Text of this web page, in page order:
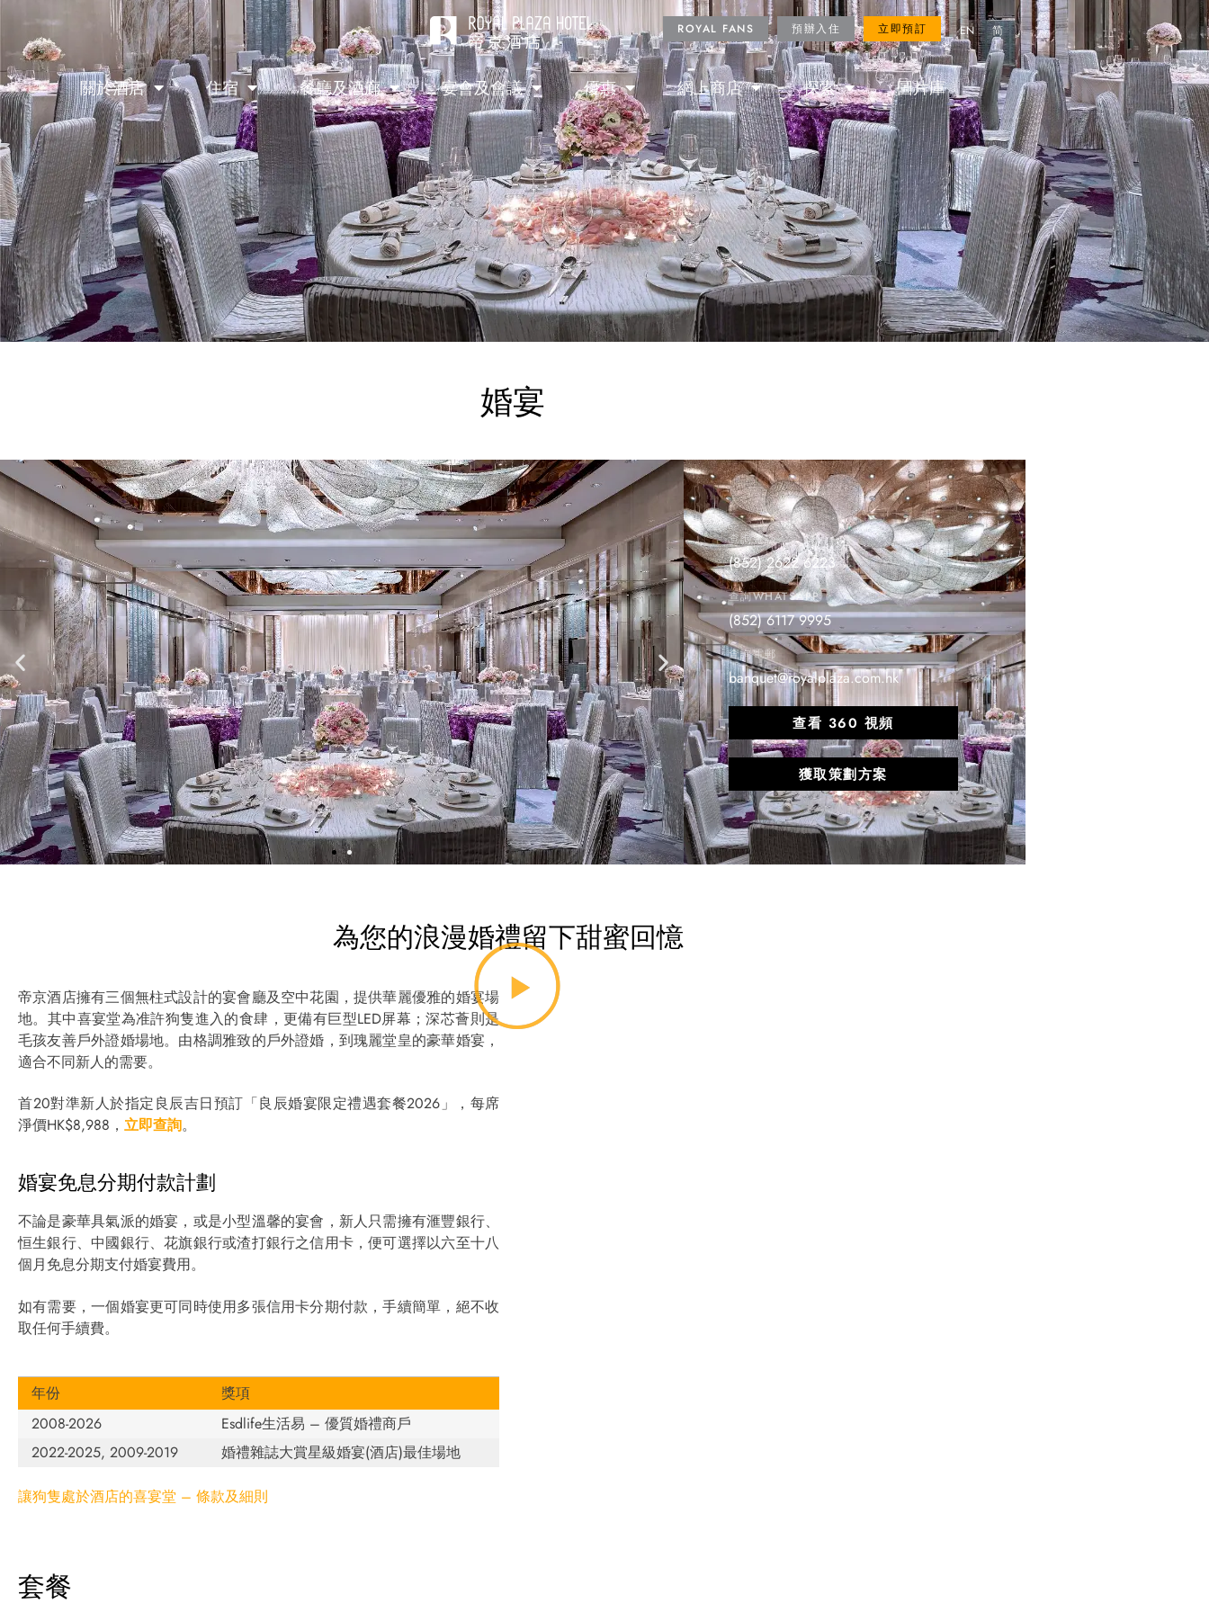
ROYAL FANS 立即預訂
ROYAL FANS 預辦入住 立即預訂 EN 简
關於酒店 住宿 餐廳及酒廊 宴會及會議 優惠 網上商店 探索 圖片庫
婚宴
查詢電話
(852) 2622 6223
查詢WHATSAPP
(852) 6117 9995
查詢電郵
banquet@royalplaza.com.hk
查看 360 視頻
獲取策劃方案
為您的浪漫婚禮留下甜蜜回憶
帝京酒店擁有三個無柱式設計的宴會廳及空中花園，提供華麗優雅的婚宴場
地。其中喜宴堂為准許狗隻進入的食肆，更備有巨型LED屏幕；深芯薈則是
毛孩友善戶外證婚場地。由格調雅致的戶外證婚，到瑰麗堂皇的豪華婚宴，
適合不同新人的需要。
首20對準新人於指定良辰吉日預訂「良辰婚宴限定禮遇套餐2026 」，每席
淨價HK$8,988 立即查詢
婚宴免息分期付款計劃
不論是豪華具氣派的婚宴，或是小型溫馨的宴會，新人只需擁有滙豐銀行、
恒生銀行、中國銀行、花旗銀行或渣打銀行之信用卡，便可選擇以六至十八
個月免息分期支付婚宴費用。
如有需要，一個婚宴更可同時使用多張信用卡分期付款，手續簡單，絕不收
取任何手續費。
年份
獎項
2008-2026
Esdlife生活易 – 優質婚禮商戶
2022-2025, 2009-2019
婚禮雜誌大賞星級婚宴(酒店)最佳場地
讓狗隻處於酒店的喜宴堂 – 條款及細則
套餐